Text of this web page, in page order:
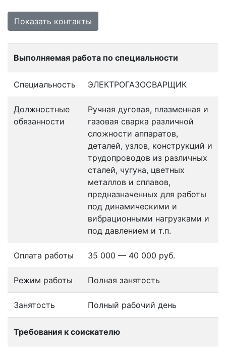
Показать контакты
Выполняемая работа по специальности
Специальность ЭЛЕКТРОГАЗОСВАРЩИК
Должностные
обязанности
Ручная дуговая, плазменная и
газовая сварка различной
сложности аппаратов,
деталей, узлов, конструкций и
трудопроводов из различных
сталей, чугуна, цветных
металлов и сплавов,
предназначенных для работы
под динамическими и
вибрационными нагрузками и
под давлением и т.п.
Оплата работы 35 000 — 40 000 руб.
Режим работы Полная занятость
Занятость Полный рабочий день
Требования к соискателю